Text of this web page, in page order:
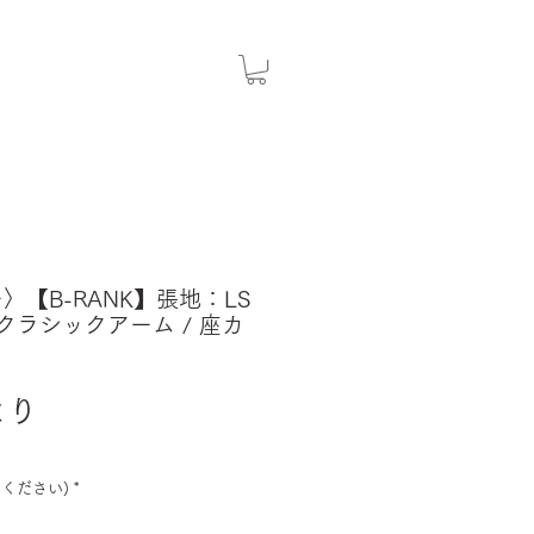
【B-RANK】張地：LS
ラシックアーム / 座カ
ル
ださい) *